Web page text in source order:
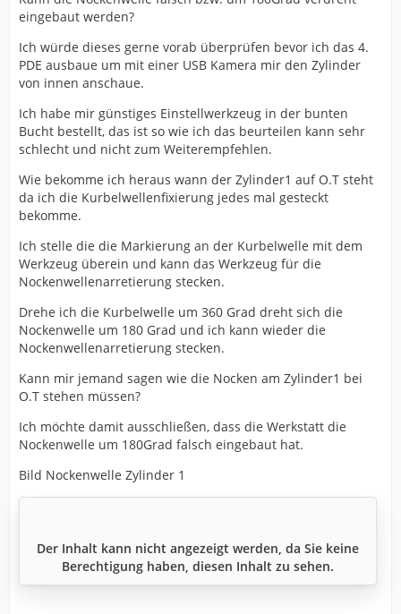
eingebaut werden?
Ich würde dieses gerne vorab überprüfen bevor ich das 4.
PDE ausbaue um mit einer USB Kamera mir den Zylinder
von innen anschaue.
Ich habe mir günstiges Einstellwerkzeug in der bunten
Bucht bestellt, das ist so wie ich das beurteilen kann sehr
schlecht und nicht zum Weiterempfehlen.
Wie bekomme ich heraus wann der Zylinder1 auf O.T steht
da ich die Kurbelwellenfixierung jedes mal gesteckt
bekomme.
Ich stelle die die Markierung an der Kurbelwelle mit dem
Werkzeug überein und kann das Werkzeug für die
Nockenwellenarretierung stecken.
Drehe ich die Kurbelwelle um 360 Grad dreht sich die
Nockenwelle um 180 Grad und ich kann wieder die
Nockenwellenarretierung stecken.
Kann mir jemand sagen wie die Nocken am Zylinder1 bei
O.T stehen müssen?
Ich möchte damit ausschließen, dass die Werkstatt die
Nockenwelle um 180Grad falsch eingebaut hat.
Bild Nockenwelle Zylinder 1
Der Inhalt kann nicht angezeigt werden, da Sie keine
Berechtigung haben, diesen Inhalt zu sehen.